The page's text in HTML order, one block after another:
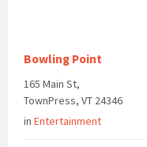
Bowling Point
165 Main St,
TownPress, VT 24346
in Entertainment